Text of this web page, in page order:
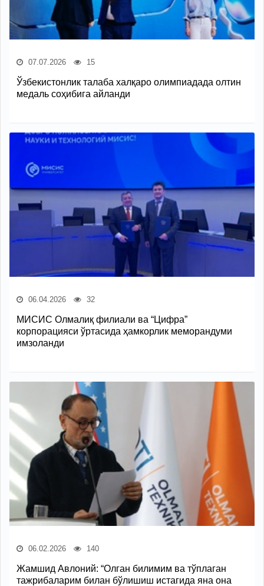
07.07.2026 15
Ўзбекистонлик талаба халқаро олимпиадада олтин
медаль соҳибига айланди
06.04.2026 32
МИСИС Олмалиқ филиали ва “Цифра”
корпорацияси ўртасида ҳамкорлик меморандуми
имзоланди
06.02.2026 140
Жамшид Авлоний: “Олган билимим ва тўплаган
тажрибаларим билан бўлишиш истагида яна она